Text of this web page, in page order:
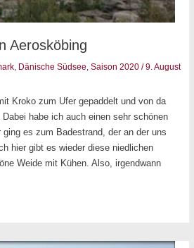
Aerosköbing
, Dänische Südsee, Saison 2020/9. August
Kroko zum Ufer gepaddelt und von da
habe ich auch einen sehr schönen
es zum Badestrand, der an der uns
hier gibt es wieder diese niedlichen
Weide mit Kühen. Also, irgendwann